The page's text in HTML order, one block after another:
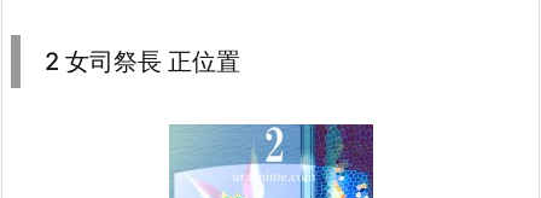
2 女司祭長 正位置